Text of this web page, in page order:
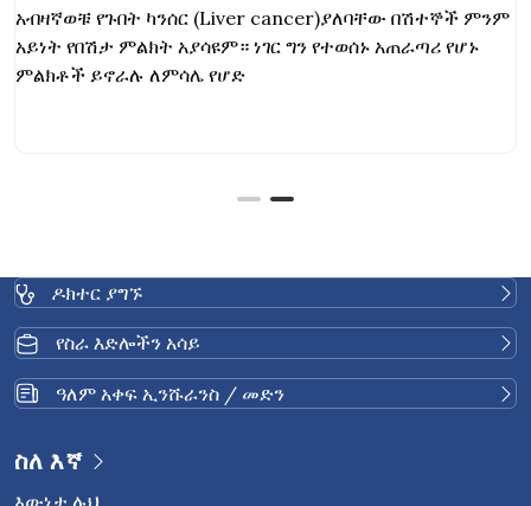
አብዛኛወቹ የጉበት ካንሰር (Liver cancer)ያለባቸው በሽተኞች ምንም
አይነት የበሽታ ምልክት አያሳዩም። ነገር ግን የተወሰኑ አጠራጣሪ የሆኑ
ምልክቶች ይኖራሉ ለምሳሌ የሆድ
ዶክተር ያግኙ
የስራ እድሎችን አሳይ
ዓለም አቀፍ ኢንሹራንስ / መድን
ስለ እኛ